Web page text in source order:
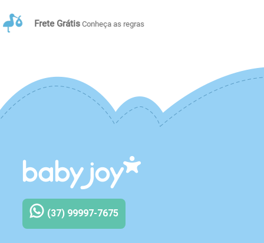
12x sem juros
(37) 99997-7675